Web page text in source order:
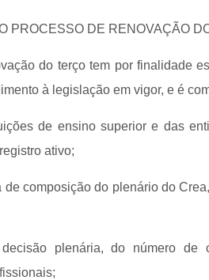
PROCESSO DE RENOVAÇÃO
do terço tem por finalidade
à legislação em vigor, e é
de ensino superior e das
ativo;
de composição do plenário do
plenária, do número de